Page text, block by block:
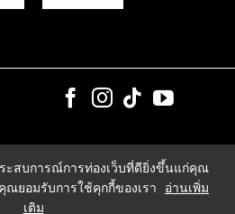
ะสบการณ์การท่องเว็บที่ดียิ่งขึ้นแก่คุณ
ณยอมรับการใช้คุกกี้ของเรา
อ่านเพิ่ม
เติม